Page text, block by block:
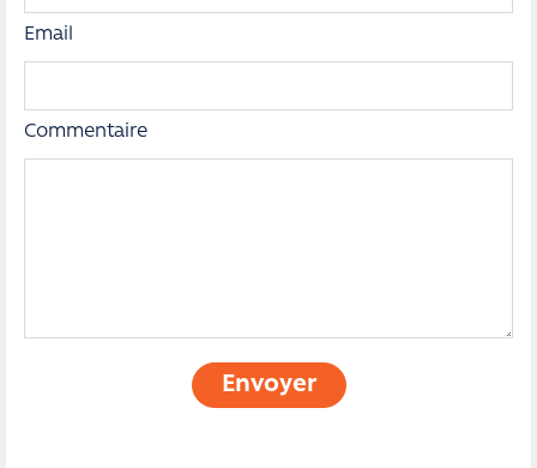
Email
Commentaire
Envoyer